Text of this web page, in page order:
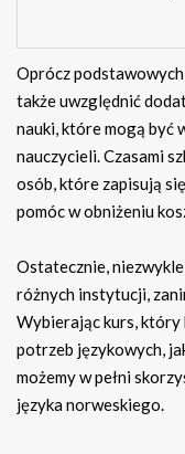
Oprócz
także uwzględnić
nauki, które mogą być
nauczycieli. Czasami
osób, które zapisują
pomóc w obniżeniu
Ostatecznie,
różnych instytucji,
Wybierając kurs, który
potrzeb językowych,
możemy w pełni
języka norweskiego.